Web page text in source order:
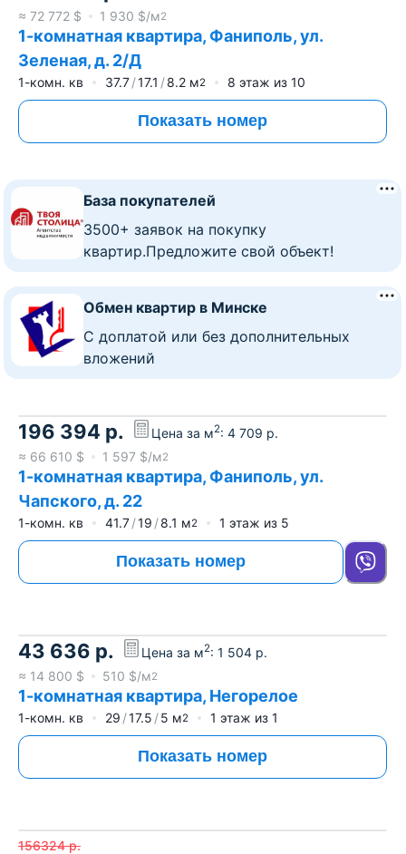
≈ 72 772 $ 1 930 $/м2
1-комнатная квартира, Фаниполь, ул.
Зеленая, д. 2/Д
1-комн. кв 37.7 17.1 8.2 м2 8 этаж из 10
Показать номер
196 394 р. Цена за м2: 4 709 р.
≈ 66 610 $ 1 597 $/м2
1-комнатная квартира, Фаниполь, ул.
Чапского, д. 22
1-комн. кв 41.7 19 8.1 м2 1 этаж из 5
Показать номер
43 636 р. Цена за м2: 1 504 р.
≈ 14 800 $ 510 $/м2
1-комнатная квартира, Негорелое
1-комн. кв 29 17.5 5 м2 1 этаж из 1
Показать номер
156324 р.
База покупателей
3500+ заявок на покупку
квартир.Предложите свой объект!
Обмен квартир в Минске
C доплатой или без дополнительных
вложений